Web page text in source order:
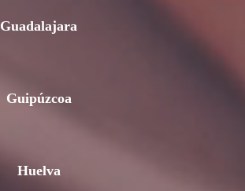
Guadalajara
Guipúzcoa
Huelva